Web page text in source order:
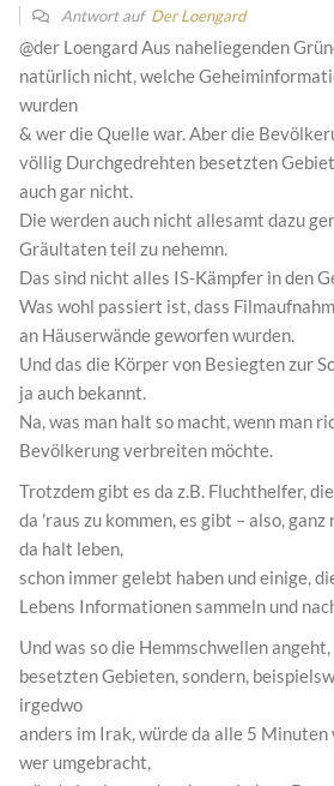
Antwort auf Der Loengard
@der Loengard Aus naheliegenden
natürlich nicht, welche
wurden
& wer die Quelle war. Aber die
völlig Durchgedrehten besetzten
auch gar nicht.
Die werden auch nicht allesamt dazu
Gräultaten teil zu nehemn.
Das sind nicht alles IS-Kämpfer in den
Was wohl passiert ist, dass
an Häuserwände geworfen wurden.
Und das die Körper von Besiegten zur
ja auch bekannt.
Na, was man halt so macht, wenn man
Bevölkerung verbreiten möchte.
Trotzdem gibt es da z.B. Fluchthelfer,
da 'raus zu kommen, es gibt – also,
da halt leben,
schon immer gelebt haben und einige,
Lebens Informationen sammeln und
Und was so die Hemmschwellen
besetzten Gebieten, sondern,
irgedwo
anders im Irak, würde da alle 5
wer umgebracht,